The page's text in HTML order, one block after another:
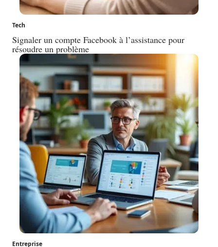
Tech
Signaler un compte Facebook à l’assistance pour
résoudre un problème
Entreprise